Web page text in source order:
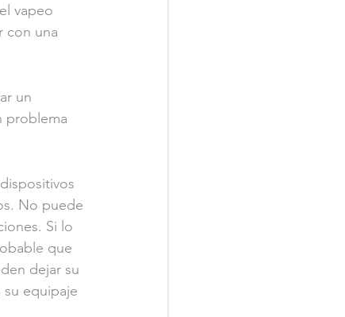
vapeo
con una
un
problema
No puede
Si lo
que
dejar su
equipaje